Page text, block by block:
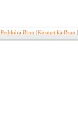
Pedikúra Brno Kosmetika Brno